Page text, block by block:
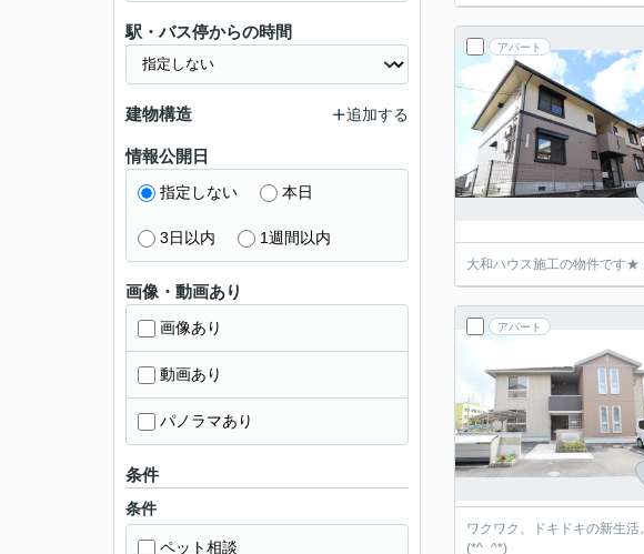
アパート
大和ハウス施工の物件です★
アパート
ワクワク、ドキドキの新生
(*^_^*)
駅・バス停からの時間
建物構造 追加する
情報公開日
指定しない 本日
3日以内 1週間以内
画像・動画あり
画像あり
動画あり
パノラマあり
条件
条件
ペット相談